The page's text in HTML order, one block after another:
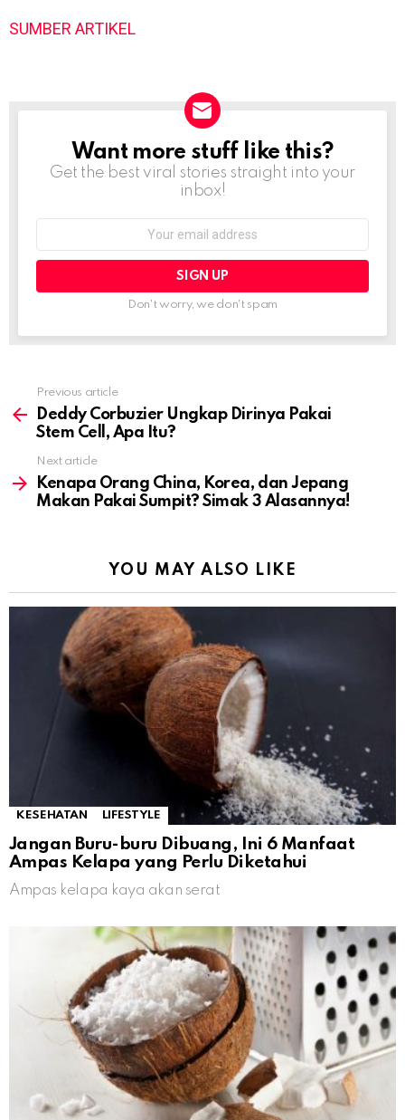
SUMBER ARTIKEL
NEWSLETTER
Want more stuff like this?
Get the best viral stories straight into your
inbox!
Don't worry, we don't spam
more
Previous article
Deddy Corbuzier Ungkap Dirinya Pakai
Stem Cell, Apa Itu?
Next article
Kenapa Orang China, Korea, dan Jepang
Makan Pakai Sumpit? Simak 3 Alasannya!
YOU MAY ALSO LIKE
KESEHATAN LIFESTYLE
Jangan Buru-buru Dibuang, Ini 6 Manfaat
Ampas Kelapa yang Perlu Diketahui
Ampas kelapa kaya akan serat